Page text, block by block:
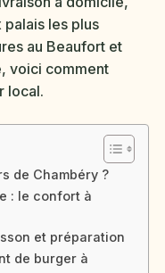
palais les plus
au Beaufort et
voici comment
local.
de Chambéry ?
: le confort à
et préparation
de burger à